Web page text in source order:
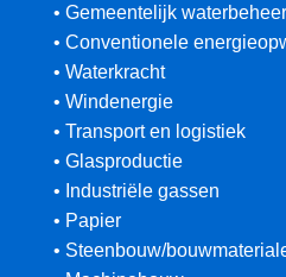
• Gemeentelijk waterbeheer
• Conventionele
• Waterkracht
• Windenergie
• Transport en logistiek
• Glasproductie
• Industriële gassen
• Papier
• Steenbouw/